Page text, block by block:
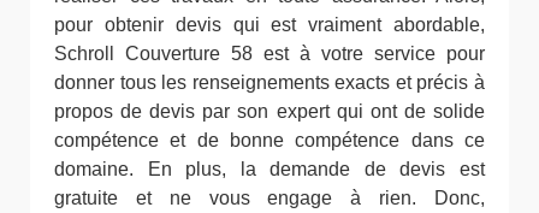
pour obtenir devis qui est vraiment abordable,
Schroll Couverture 58 est à votre service pour
donner tous les renseignements exacts et précis à
propos de devis par son expert qui ont de solide
compétence et de bonne compétence dans ce
domaine. En plus, la demande de devis est
gratuite et ne vous engage à rien. Donc,